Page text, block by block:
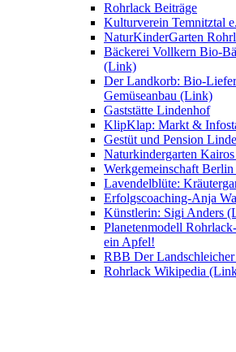
Rohrlack Beiträge
Kulturverein Temnitztal
NaturKinderGarten
Bäckerei Vollkern Bio-
(Link)
Der Landkorb: Bio-
Gemüseanbau (Link)
Gaststätte Lindenhof
KlipKlap: Markt &
Gestüt und Pension
Naturkindergarten
Werkgemeinschaft
Lavendelblüte:
Erfolgscoaching-Anja
Künstlerin: Sigi Anders
Planetenmodell
ein Apfel!
RBB Der
Rohrlack Wikipedia